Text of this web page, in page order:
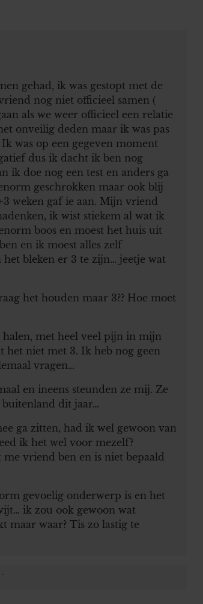
gehad, ik was gestopt met de
nog niet officieel samen (
als we weer officieel een relatie
onveilig deden maar ik was pas
was op een gegeven moment
dus ik dacht ik ben nog
ik doe nog een test en anders ga
geschrokken maar ook blij
weken gaf ie aan. Mijn vriend
ik wist stiekem al wat ik
boos en moest het huis uit
en ik moest alles zelf
bleken er 3 te zijn… jeetje wat
het houden maar 3?? Hoe moet
met heel veel pijn in mijn
het niet met 3. Ik heb nog geen
vragen…
en ineens steunden ze mij. Ze
dit jaar…
ga zitten, had ik wel gewoon van
ik het wel voor mezelf?
vriend ben en is niet bepaald
gevoelig onderwerp is en het
ik zou ook gewoon wat
maar waar? Tis zo lastig te